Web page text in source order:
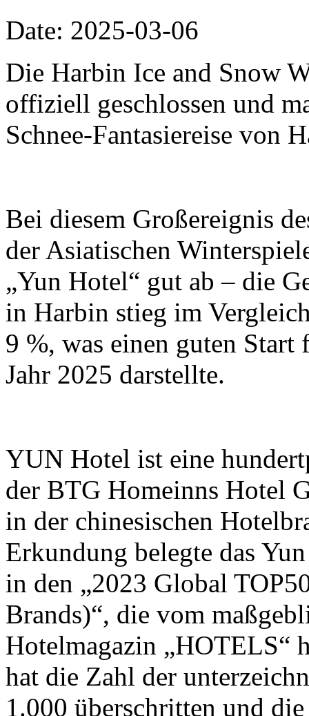
Date: 2025-03-06
Die Harbin Ice and Snow
offiziell geschlossen und
Schnee-Fantasiereise von
Bei diesem Großereignis
der Asiatischen
„Yun Hotel“ gut ab – die
in Harbin stieg im
9 %, was einen guten
Jahr 2025 darstellte.
YUN Hotel ist eine
der BTG Homeinns Hotel
in der chinesischen
Erkundung belegte das
in den „2023 Global
Brands)“, die vom
Hotelmagazin „HOTELS“
hat die Zahl der
1.000 überschritten und